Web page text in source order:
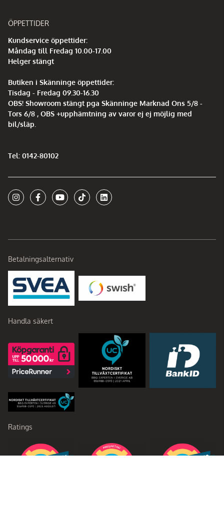
ÖPPETTIDER
Kundservice öppettider:
Måndag till Fredag 10.00-17.00
Helger stängt
Butiken i Skänninge öppettider:
Tisdag - Fredag 09.30-16.30
OBS! Showroom stängt pga Skänninge Marknad Ons 5/8 -
Tors 6/8 , OBS +upphämtning av varor ej ej möjlig med
bil/släp.
Tel: 0142-80102
Betalningsalternativ
Handla säkert
Ratings